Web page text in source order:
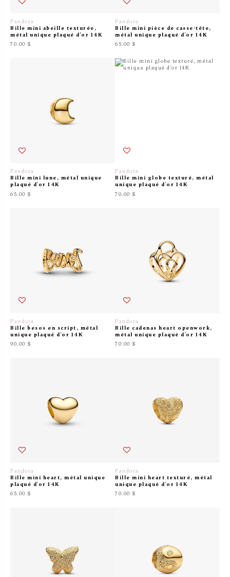
Pandora
Bille mini abeille texturée,
métal unique plaqué d'or 14K
70.00 $
Pandora
Bille mini pièce de casse-tête,
métal unique plaqué d'or 14K
65.00 $
Pandora
Bille mini lune, métal unique
plaqué d'or 14K
65.00 $
Pandora
Bille mini globe texturé, métal
unique plaqué d'or 14K
70.00 $
Pandora
Bille besos en script, métal
unique plaqué d'or 14K
90.00 $
Pandora
Bille cadenas heart openwork,
métal unique plaqué d'or 14K
70.00 $
Pandora
Bille mini heart, métal unique
plaqué d'or 14K
65.00 $
Pandora
Bille mini heart texturé, métal
unique plaqué d'or 14K
70.00 $